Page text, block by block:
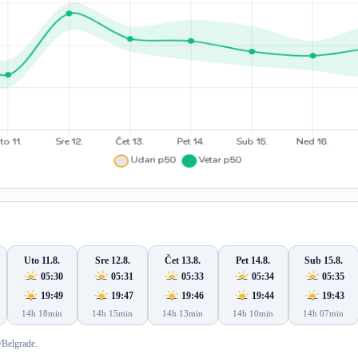
Uto 11.8.
05:30
19:49
14h 18min
Sre 12.8.
05:31
19:47
14h 15min
Čet 13.8.
05:33
19:46
14h 13min
Pet 14.8.
05:34
19:44
14h 10min
Sub 15.8.
05:35
19:43
14h 07min